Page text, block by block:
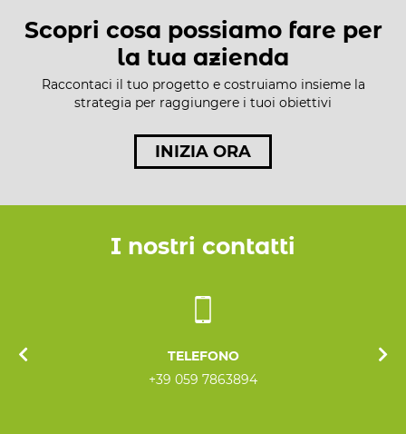
Scopri cosa possiamo fare per
la tua azienda
Raccontaci il tuo progetto e costruiamo insieme la
strategia per raggiungere i tuoi obiettivi
INIZIA ORA
I nostri contatti
TELEFONO
+39 059 7863894